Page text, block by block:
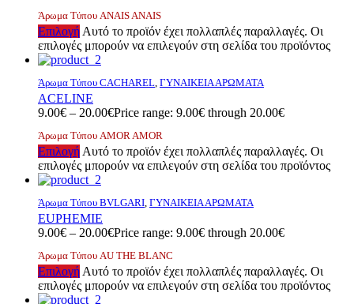
Άρωμα Τύπου ANAIS ANAIS
Επιλογή Αυτό το προϊόν έχει πολλαπλές παραλλαγές. Οι
επιλογές μπορούν να επιλεγούν στη σελίδα του προϊόντος
Άρωμα Τύπου CACHAREL ΓΥΝΑΙΚΕΙΑ ΑΡΩΜΑΤΑ
ACELINE
9.00€ – 20.00€Price range: 9.00€ through 20.00€
Άρωμα Τύπου AMOR AMOR
Επιλογή Αυτό το προϊόν έχει πολλαπλές παραλλαγές. Οι
επιλογές μπορούν να επιλεγούν στη σελίδα του προϊόντος
Άρωμα Τύπου BVLGARI ΓΥΝΑΙΚΕΙΑ ΑΡΩΜΑΤΑ
EUPHEMIE
9.00€ – 20.00€Price range: 9.00€ through 20.00€
Άρωμα Τύπου AU ΤΗΕ BLANC
Επιλογή Αυτό το προϊόν έχει πολλαπλές παραλλαγές. Οι
επιλογές μπορούν να επιλεγούν στη σελίδα του προϊόντος